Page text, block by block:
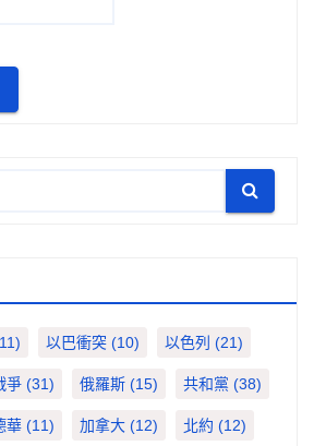
以巴衝突 (10) 以色列 (21)
爭 (31) 俄羅斯 (15) 共和黨 (38)
華 (11) 加拿大 (12) 北約 (12)